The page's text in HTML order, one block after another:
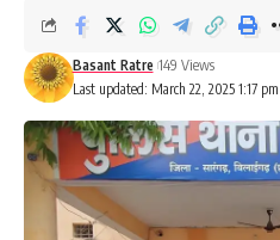
Last updated: March 22, 2025 1:17 pm
Basant Ratre 149 Views